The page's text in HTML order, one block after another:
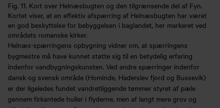
Fig. 11. Kort over Helnæsbugten og den tilgrænsende del af Fyn.
Kortet viser, at en effektiv afspærring af Helnæsbugten har været
en god beskyttelse for bebyggelsen i baglandet, her markeret ved
områdets romanske kirker.
Helnæs-spærringens opbygning vidner om, at spærringens
bygmestre må have kunnet støtte sig til en betydelig erfaring
indenfor vandbygningskunsten. Ved andre spærringer indenfor
dansk og svensk område (Hominde, Haderslev fjord og Bussevik)
er der ligeledes fundet vandretliggende tømmer styret af pæle
gennem firkantede huller i flyderne, men af langt mere grov og